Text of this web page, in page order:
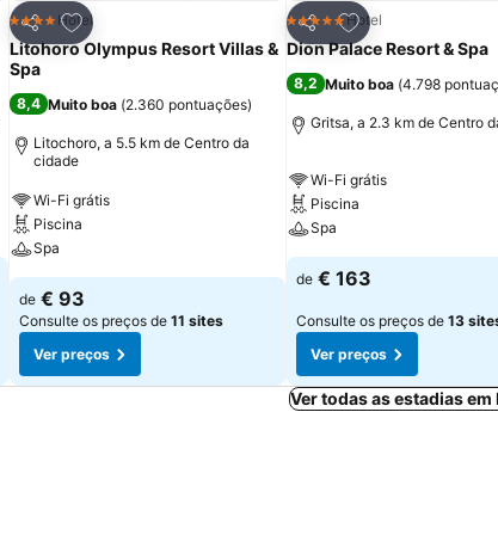
Partilhar
Adicionar aos favoritos
4 EstrelasHotel
Litohoro Olympus Resort Villas &
Spa
8,4 Muito boa (2.360 pontuações)
Litochoro, a 5.5 km de Centro da
cidade
Wi-Fi grátis
Piscina
Spa
de € 93
Consulte os preços de 11 sites
Ver preços
Partilhar
Adicionar aos
5 EstrelasHotel
Dion Palace Resort & Spa
8,2 Muito boa (4.798
Gritsa, a 2.3 km de Centro
Wi-Fi grátis
Piscina
Spa
de € 163
Consulte os preços de 13
Ver preços
Ver todas as estadias